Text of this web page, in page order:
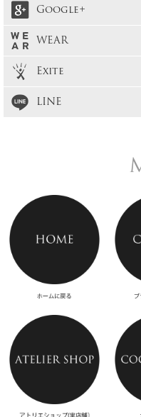
Google+
WEAR
Exite
LINE